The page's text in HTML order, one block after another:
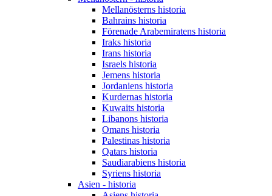
Mellanösterns historia
Bahrains historia
Förenade Arabemiratens historia
Iraks historia
Irans historia
Israels historia
Jemens historia
Jordaniens historia
Kurdernas historia
Kuwaits historia
Libanons historia
Omans historia
Palestinas historia
Qatars historia
Saudiarabiens historia
Syriens historia
Asien - historia